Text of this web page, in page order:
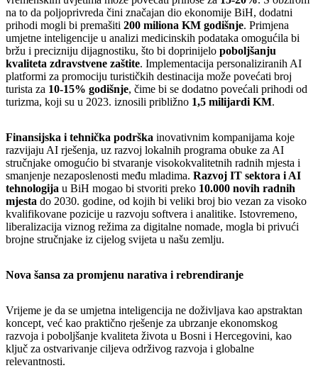
na to da poljoprivreda čini značajan dio ekonomije BiH, dodatni
prihodi mogli bi premašiti 200 miliona KM godišnje. Primjena
umjetne inteligencije u analizi medicinskih podataka omogućila bi
bržu i precizniju dijagnostiku, što bi doprinijelo poboljšanju
kvaliteta zdravstvene zaštite. Implementacija personaliziranih AI
platformi za promociju turističkih destinacija može povećati broj
turista za 10-15% godišnje, čime bi se dodatno povećali prihodi od
turizma, koji su u 2023. iznosili približno 1,5 milijardi KM.
Finansijska i tehnička podrška inovativnim kompanijama koje
razvijaju AI rješenja, uz razvoj lokalnih programa obuke za AI
stručnjake omogućio bi stvaranje visokokvalitetnih radnih mjesta i
smanjenje nezaposlenosti među mladima. Razvoj IT sektora i AI
tehnologija u BiH mogao bi stvoriti preko 10.000 novih radnih
mjesta do 2030. godine, od kojih bi veliki broj bio vezan za visoko
kvalifikovane pozicije u razvoju softvera i analitike. Istovremeno,
liberalizacija viznog režima za digitalne nomade, mogla bi privući
brojne stručnjake iz cijelog svijeta u našu zemlju.
Nova šansa za promjenu narativa i rebrendiranje
Vrijeme je da se umjetna inteligencija ne doživljava kao apstraktan
koncept, već kao praktično rješenje za ubrzanje ekonomskog
razvoja i poboljšanje kvaliteta života u Bosni i Hercegovini, kao
ključ za ostvarivanje ciljeva održivog razvoja i globalne
relevantnosti.